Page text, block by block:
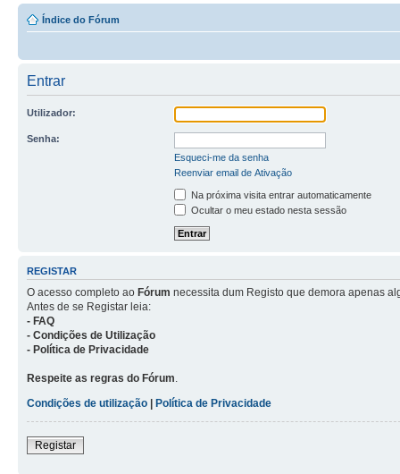
Índice do Fórum
Entrar
Utilizador:
Senha:
Esqueci-me da senha
Reenviar email de Ativação
Na próxima visita entrar automaticamente
Ocultar o meu estado nesta sessão
REGISTAR
O acesso completo ao Fórum necessita dum Registo que demora apenas
Antes de se Registar leia:
- FAQ
- Condições de Utilização
- Política de Privacidade
Respeite as regras do Fórum
Condições de utilização | Política de Privacidade
Registar